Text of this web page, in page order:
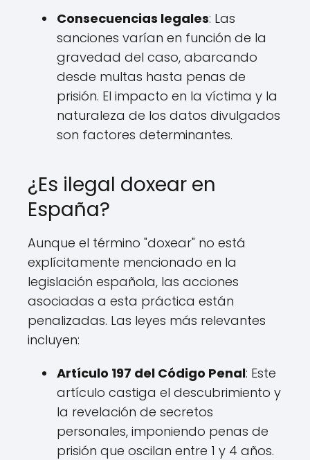
Consecuencias legales: Las
sanciones varían en función de la
gravedad del caso, abarcando
desde multas hasta penas de
prisión. El impacto en la víctima y la
naturaleza de los datos divulgados
son factores determinantes.
¿Es ilegal doxear en
España?
Aunque el término "doxear" no está
explícitamente mencionado en la
legislación española, las acciones
asociadas a esta práctica están
penalizadas. Las leyes más relevantes
incluyen:
Artículo 197 del Código Penal: Este
artículo castiga el descubrimiento y
la revelación de secretos
personales, imponiendo penas de
prisión que oscilan entre 1 y 4 años.